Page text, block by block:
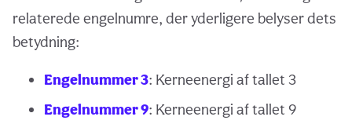
relaterede engelnumre, der yderligere belyser dets
betydning:
Engelnummer 3: Kerneenergi af tallet 3
Engelnummer 9: Kerneenergi af tallet 9